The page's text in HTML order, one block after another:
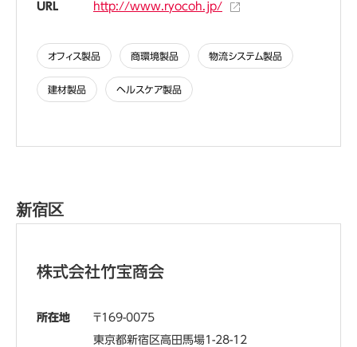
URL
http://www.ryocoh.jp/
オフィス製品 商環境製品 物流システム製品
建材製品 ヘルスケア製品
新宿区
株式会社竹宝商会
所在地
169-0075
東京都新宿区高田馬場1-28-12